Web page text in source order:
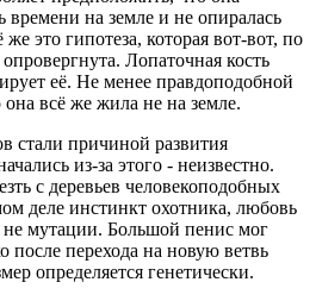
на земле и не опиралась
это гипотеза, которая вот-вот, по
Лопаточная кость
её. Не менее правдоподобной
она всё же жила не на земле.
стали причиной развития
из-за этого - неизвестно.
с деревьев человекоподобных
деле инстинкт охотника, любовь
мутации. Большой пенис мог
после перехода на новую ветвь
определяется генетически.